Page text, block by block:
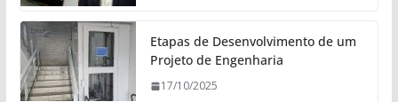
Etapas de Desenvolvimento de um
Projeto de Engenharia
17/10/2025